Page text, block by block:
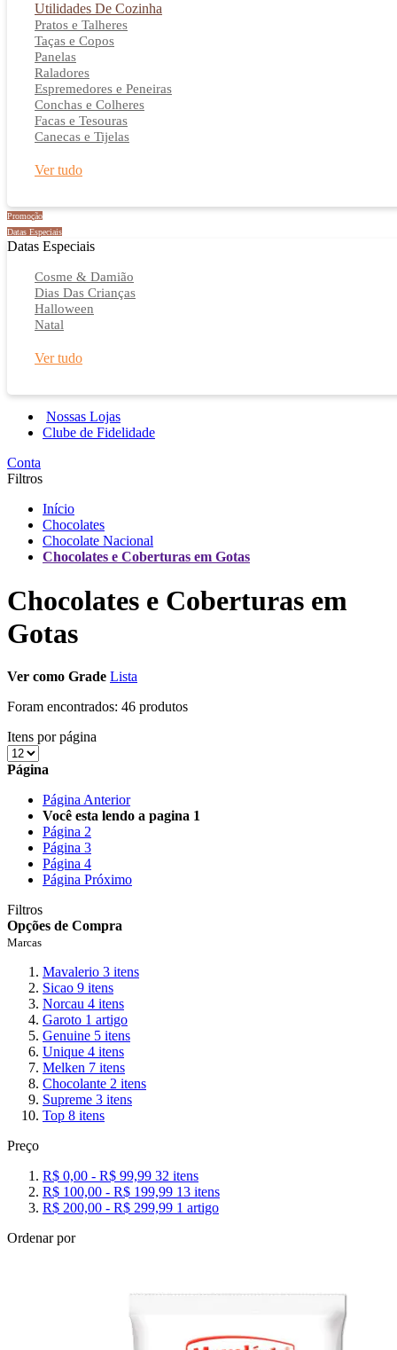
Utilidades De Cozinha
Pratos e Talheres
Taças e Copos
Panelas
Raladores
Espremedores e Peneiras
Conchas e Colheres
Facas e Tesouras
Canecas e Tijelas
Ver tudo
Promoção
Datas Especiais
Datas Especiais
Cosme & Damião
Dias Das Crianças
Halloween
Natal
Ver tudo
Nossas Lojas
Clube de Fidelidade
Conta
Filtros
Início
Chocolates
Chocolate Nacional
Chocolates e Coberturas em Gotas
Chocolates e Coberturas em
Gotas
Ver como Grade Lista
Foram encontrados: 46 produtos
Itens por página
Página
Página Anterior
Você esta lendo a pagina 1
Página 2
Página 3
Página 4
Página Próximo
Filtros
Opções de Compra
Marcas
Mavalerio 3 itens
Sicao 9 itens
Norcau 4 itens
Garoto 1 artigo
Genuine 5 itens
Unique 4 itens
Melken 7 itens
Chocolante 2 itens
Supreme 3 itens
Top 8 itens
Preço
R$ 0,00 - R$ 99,99 32 itens
R$ 100,00 - R$ 199,99 13 itens
R$ 200,00 - R$ 299,99 1 artigo
Ordenar por